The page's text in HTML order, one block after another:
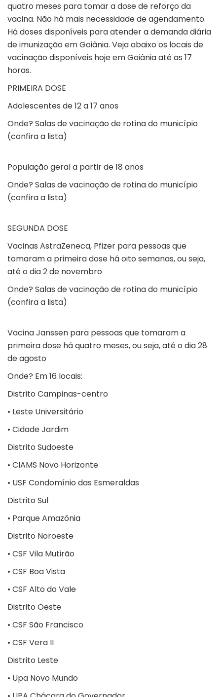
quatro meses para tomar a dose de reforço da
vacina. Não há mais necessidade de agendamento.
Há doses disponíveis para atender a demanda diária
de imunização em Goiânia. Veja abaixo os locais de
vacinação disponíveis hoje em Goiânia até as 17
horas.
PRIMEIRA DOSE
Adolescentes de 12 a 17 anos
Onde? Salas de vacinação de rotina do município
(confira a lista)
População geral a partir de 18 anos
Onde? Salas de vacinação de rotina do município
(confira a lista)
SEGUNDA DOSE
Vacinas AstraZeneca, Pfizer para pessoas que
tomaram a primeira dose há oito semanas, ou seja,
até o dia 2 de novembro
Onde? Salas de vacinação de rotina do município
(confira a lista)
Vacina Janssen para pessoas que tomaram a
primeira dose há quatro meses, ou seja, até o dia 28
de agosto
Onde? Em 16 locais:
Distrito Campinas-centro
• Leste Universitário
• Cidade Jardim
Distrito Sudoeste
• CIAMS Novo Horizonte
• USF Condomínio das Esmeraldas
Distrito Sul
• Parque Amazônia
Distrito Noroeste
• CSF Vila Mutirão
• CSF Boa Vista
• CSF Alto do Vale
Distrito Oeste
• CSF São Francisco
• CSF Vera II
Distrito Leste
• Upa Novo Mundo